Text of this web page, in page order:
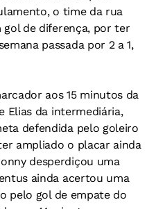
o time da rua
de diferença, por ter
passada por 2 a 1,
aos 15 minutos da
Elias da intermediária,
defendida pelo goleiro
ampliado o placar ainda
desperdiçou uma
ainda acertou uma
pelo gol de empate do